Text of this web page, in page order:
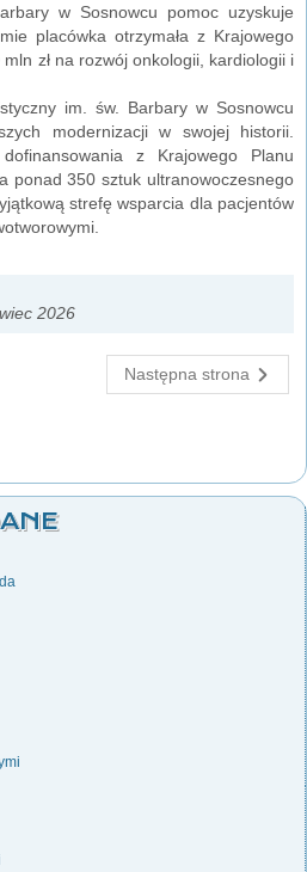
w Sosnowcu pomoc uzyskuje
placówka otrzymała z Krajowego
zł na rozwój onkologii, kardiologii i
im. św. Barbary w Sosnowcu
modernizacji w swojej historii.
z Krajowego Planu
ponad 350 sztuk ultranowoczesnego
strefę wsparcia dla pacjentów
2026
Następna strona